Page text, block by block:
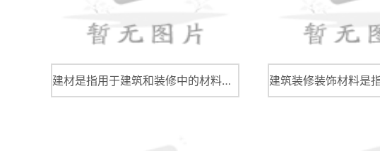
建材是指用于建筑和装修中的材料和产品，它的品种非常丰富，其中主要包括以下几类建材。首先是基本材料。基本建材包括水泥、钢材和玻璃等等。水泥是制作混凝土、砖墙、地面和